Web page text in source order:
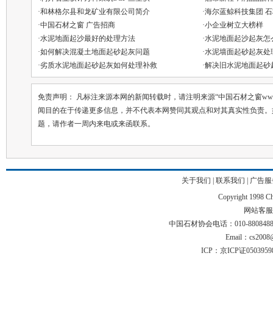
·和林格尔县和龙矿业有限公司简介 ·海尔蓝鲸科技集团
·中国石材之窗 广告招商 ·小企业树立大榜样
·水泥地面起沙最好的处理方法 ·水泥地面起沙起灰怎
·如何解决混凝土地面起砂起灰问题 ·水泥墙面起砂起灰处
·劣质水泥地面起砂起灰如何处理补救 ·解决旧水泥地面起砂
免责声明： 凡标注来源本网的新闻转载时，请注明来源“中国石材之窗
闻目的在于传递更多信息，并不代表本网赞同其观点和对其真实性负责
题，请作者一周内来电或来函联系。
关于我们 | 联系我们 | 广告
Copyright 1998
网站客
中国石材协会电话：010-
Email：
ICP：京ICP证